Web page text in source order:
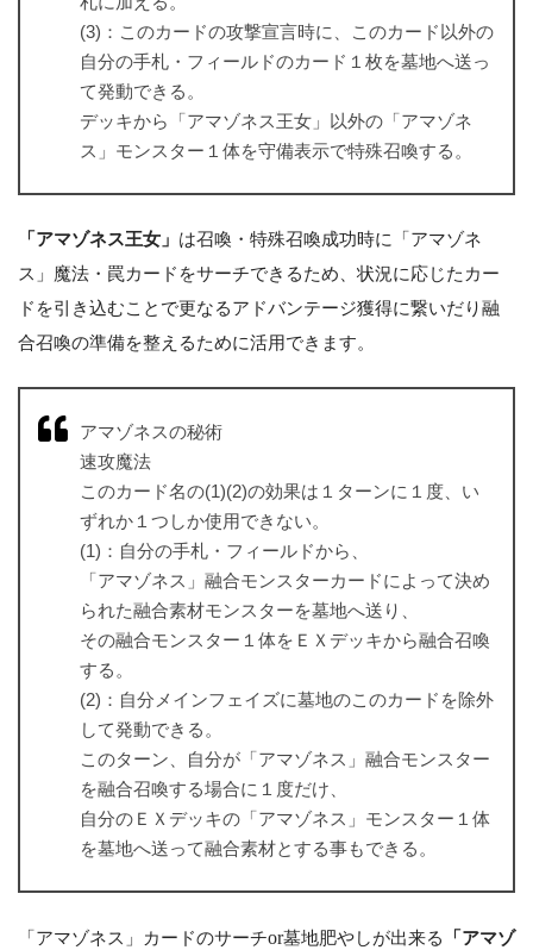
(3)：このカードの攻撃宣言時に、このカード以外の
自分の手札・フィールドのカード１枚を墓地へ送っ
て発動できる。
デッキから「アマゾネス王女」以外の「アマゾネ
ス」モンスター１体を守備表示で特殊召喚する。
「アマゾネス王女」 は召喚・特殊召喚成功時に「アマゾネ
ス」魔法・罠カードをサーチできるため、状況に応じたカー
ドを引き込むことで更なるアドバンテージ獲得に繋いだり融
合召喚の準備を整えるために活用できます。
アマゾネスの秘術
速攻魔法
このカード名の(1)(2)の効果は１ターンに１度、い
ずれか１つしか使用できない。
(1)：自分の手札・フィールドから、
「アマゾネス」融合モンスターカードによって決め
られた融合素材モンスターを墓地へ送り、
その融合モンスター１体をＥＸデッキから融合召喚
する。
(2)：自分メインフェイズに墓地のこのカードを除外
して発動できる。
このターン、自分が「アマゾネス」融合モンスター
を融合召喚する場合に１度だけ、
自分のＥＸデッキの「アマゾネス」モンスター１体
を墓地へ送って融合素材とする事もできる。
「アマゾネス」カードのサーチor墓地肥やしが出来る
「アマゾ